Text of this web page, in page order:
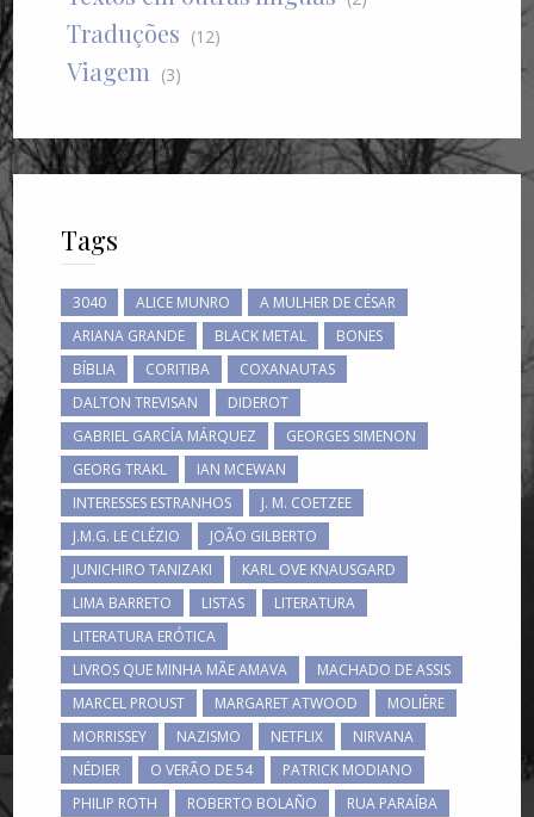
Traduções (12)
Viagem (3)
Tags
3040 ALICE MUNRO
A MULHER DE CÉSAR
ARIANA GRANDE
BLACK METAL
BONES
BÍBLIA
CORITIBA
COXANAUTAS
DALTON TREVISAN
DIDEROT
GABRIEL GARCÍA MÁRQUEZ
GEORGES SIMENON
GEORG TRAKL
IAN MCEWAN
INTERESSES ESTRANHOS
J. M. COETZEE
J.M.G. LE CLÉZIO
JOÃO GILBERTO
JUNICHIRO TANIZAKI
KARL OVE KNAUSGARD
LIMA BARRETO
LISTAS
LITERATURA
LITERATURA ERÓTICA
LIVROS QUE MINHA MÃE AMAVA
MACHADO DE ASSIS
MARCEL PROUST
MARGARET ATWOOD
MOLIÈRE
MORRISSEY
NAZISMO NETFLIX
NIRVANA
NÉDIER
O VERÃO DE 54
PATRICK MODIANO
PHILIP ROTH
ROBERTO BOLAÑO
RUA PARAÍBA